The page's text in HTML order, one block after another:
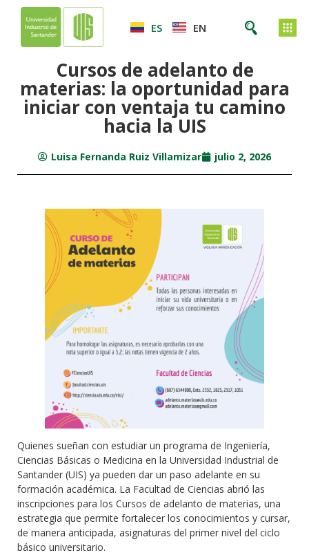
ES EN
Cursos de adelanto de
materias: la oportunidad para
iniciar con ventaja tu camino
hacia la UIS
Luisa Fernanda Ruiz Villamizar julio 2, 2026
Quienes sueñan con estudiar un programa de Ingeniería,
Ciencias Básicas o Medicina en la Universidad Industrial de
Santander (UIS) ya pueden dar un paso adelante en su
formación académica. La Facultad de Ciencias abrió las
inscripciones para los Cursos de adelanto de materias, una
estrategia que permite fortalecer los conocimientos y cursar,
de manera anticipada, asignaturas del primer nivel del ciclo
básico universitario.